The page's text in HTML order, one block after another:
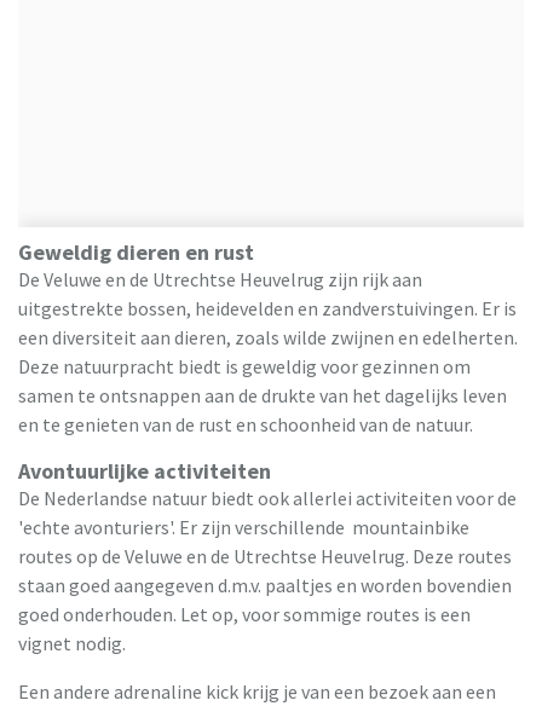
Geweldig dieren en rust
De Veluwe en de Utrechtse Heuvelrug zijn rijk aan
uitgestrekte bossen, heidevelden en zandverstuivingen. Er is
een diversiteit aan dieren, zoals wilde zwijnen en edelherten.
Deze natuurpracht biedt is geweldig voor gezinnen om
samen te ontsnappen aan de drukte van het dagelijks leven
en te genieten van de rust en schoonheid van de natuur.
Avontuurlijke activiteiten
De Nederlandse natuur biedt ook allerlei activiteiten voor de
'echte avonturiers'. Er zijn verschillende mountainbike
routes op de Veluwe en de Utrechtse Heuvelrug. Deze routes
staan goed aangegeven d.m.v. paaltjes en worden bovendien
goed onderhouden. Let op, voor sommige routes is een
vignet nodig.
Een andere adrenaline kick krijg je van een bezoek aan een